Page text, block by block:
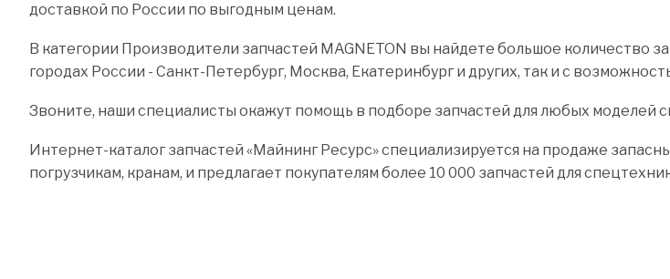
доставкой по России по выгодным ценам.
В категории Производители запчастей MAGNETON вы найдете большое количество
городах России - Санкт-Петербург, Москва, Екатеринбург и других, так и с
Звоните, наши специалисты окажут помощь в подборе запчастей для любых моделей
Интернет-каталог запчастей «Майнинг Ресурс» специализируется на продаже
погрузчикам, кранам, и предлагает покупателям более 10 000 запчастей для